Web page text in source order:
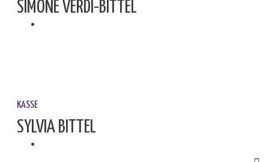
SIMONE VERDI-BITTEL
KASSE
SYLVIA BITTEL